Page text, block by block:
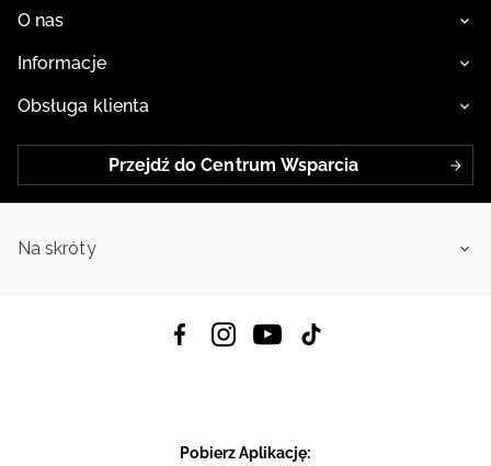
O nas
Informacje
Obsługa klienta
Przejdź do Centrum Wsparcia
Na skróty
Pobierz Aplikację: